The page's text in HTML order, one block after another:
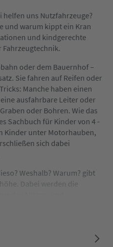
helfen uns Nutzfahrzeuge?
und warum kippt ein Kran
und kindgerechte
Fahrzeugtechnik.
oder dem Bauernhof –
Sie fahren auf Reifen oder
Manche haben einen
ausfahrbare Leiter oder
oder Bohren. Wie das
Sachbuch für Kinder von 4 -
Kinder unter Motorhauben,
sich dabei
Weshalb? Warum? gibt
Dabei werden die
und mit viel Liebe
garantieren